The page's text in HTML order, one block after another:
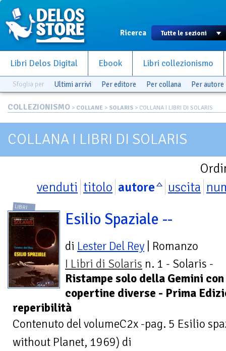
Ricerca
Libri Delos Digital Ebook Libri collezionismo
Sfoglia per Ultimi arrivi Per editore Per collana Per autore
COLLEZIONISMO > COLLANE > SOLARIS > COLLANA I LIBRI DI SOLARIS
COLLANA I LIBRI DI SOLARIS
venduti titolo autore uscita
LIBRI
Esilio Spaziale --
di Lester Del Rey | Romanzo
I Libri di Solaris n. 1 - Solaris -
Ristampe solo della Gemini con
copertine diverse - Prima
reperibilità
Contenuto del volumeC2x -pag. 5 Esilio
without Planet, 1969) di